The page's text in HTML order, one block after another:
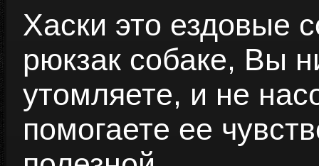
Хаски это ездовые
рюкзак собаке, Вы
утомляете, и не
помогаете ее